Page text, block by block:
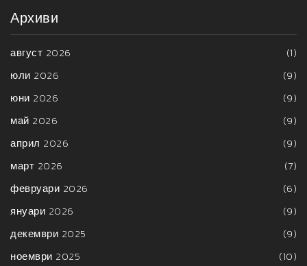
Архиви
август 2026
(1)
юли 2026
(9)
юни 2026
(9)
май 2026
(9)
април 2026
(9)
март 2026
(7)
февруари 2026
(6)
януари 2026
(9)
декември 2025
(9)
ноември 2025
(10)